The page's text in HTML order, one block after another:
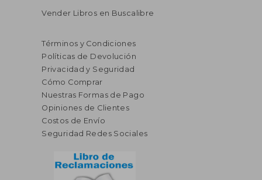
Vender Libros en Buscalibre
Términos y Condiciones
Políticas de Devolución
Privacidad y Seguridad
Cómo Comprar
Nuestras Formas de Pago
Opiniones de Clientes
Costos de Envío
Seguridad Redes Sociales